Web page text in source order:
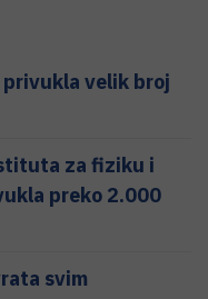
velik broj
za fiziku i
preko 2.000
svim